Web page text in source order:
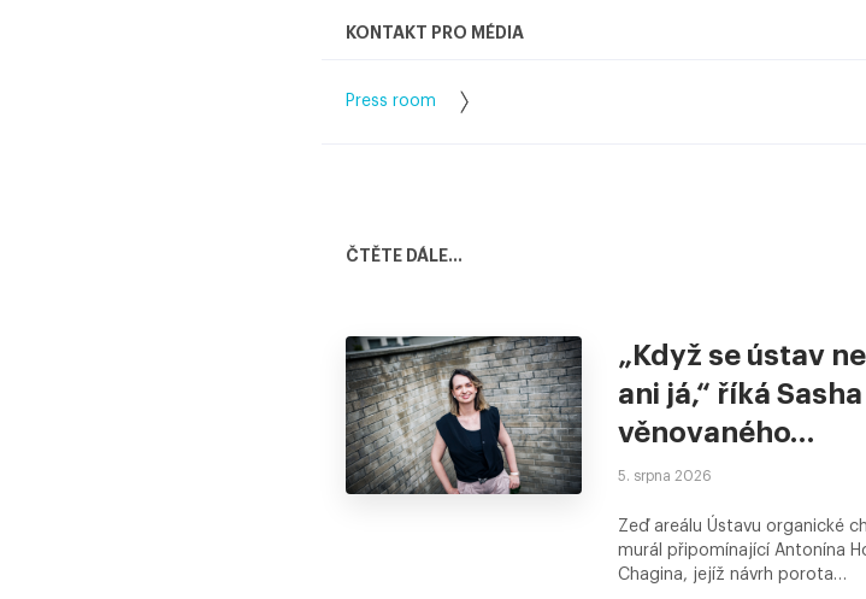
KONTAKT PRO MÉDIA
Press room
ČTĚTE DÁLE...
„Když se ústav
ani já,“ říká
věnovaného…
5. srpna 2026
Zeď areálu Ústavu organické
murál připomínající Antonína
Chagina, jejíž návrh porota…